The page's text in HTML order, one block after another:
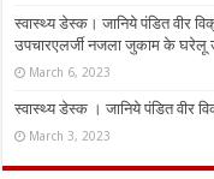
स्वास्थ्य डेस्क। जानिये पंडित वीर
उपचारएलर्जी नजला जुकाम के घरेलू
March 6, 2023
स्वास्थ्य डेस्क । जानिये पंडित वीर
March 3, 2023